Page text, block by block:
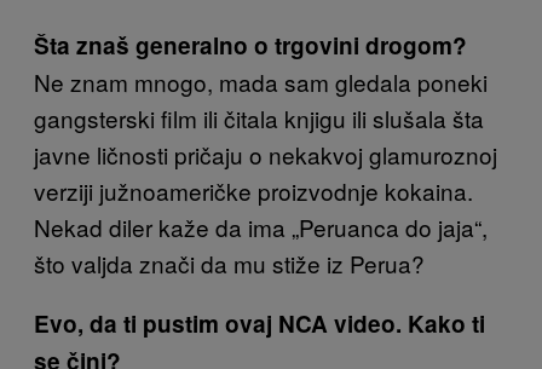
Šta znaš generalno o trgovini drogom?
Ne znam mnogo, mada sam gledala poneki
gangsterski film ili čitala knjigu ili slušala šta
javne ličnosti pričaju o nekakvoj glamuroznoj
verziji južnoameričke proizvodnje kokaina.
Nekad diler kaže da ima „Peruanca do jaja“,
što valjda znači da mu stiže iz Perua?
Evo, da ti pustim ovaj NCA video. Kako ti
se čini?